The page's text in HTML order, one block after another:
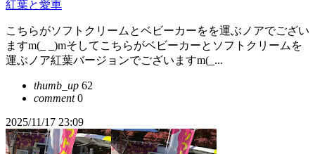
紅葉と愛車
こちらがソフトクリームとベビーカーをを運ぶノアでござい
ますm(_ _)mそしてこちらがベビーカーとソフトクリームを
運ぶノア紅葉バージョンでございますm(_...
thumb_up 62
comment0
2025/11/17 23:09